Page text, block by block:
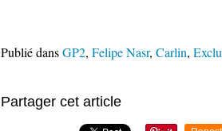
Publié dansGP2, Felipe Nasr, Carlin,
Partager cet article